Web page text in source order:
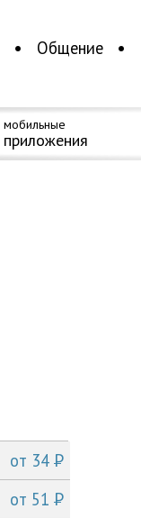
Общение
мобильные
приложения
от 34P
от 51P